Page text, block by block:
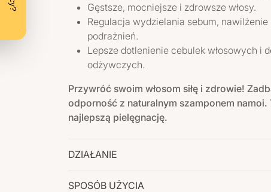
Gęstsze, mocniejsze i zdrowsze włosy.
Regulacja wydzielania sebum,
podrażnień.
Lepsze dotlenienie cebulek włosowych i
odżywczych.
Przywróć swoim włosom siłę i zdrowie!
odporność z naturalnym szamponem namoi.
najlepszą pielęgnację.
DZIAŁANIE
SPOSÓB UŻYCIA